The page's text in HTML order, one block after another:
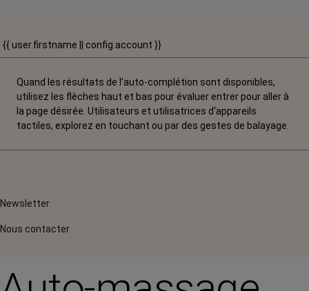
{{ user.firstname || config.account }}
Quand les résultats de l'auto-complétion sont disponibles,
utilisez les flèches haut et bas pour évaluer entrer pour aller à
la page désirée. Utilisateurs et utilisatrices d‘appareils
tactiles, explorez en touchant ou par des gestes de balayage.
Newsletter
Nous contacter